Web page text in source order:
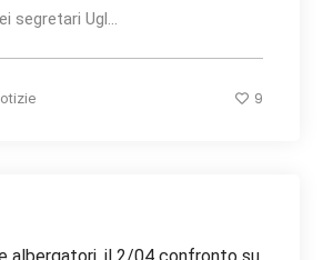
segretari Ugl...
9